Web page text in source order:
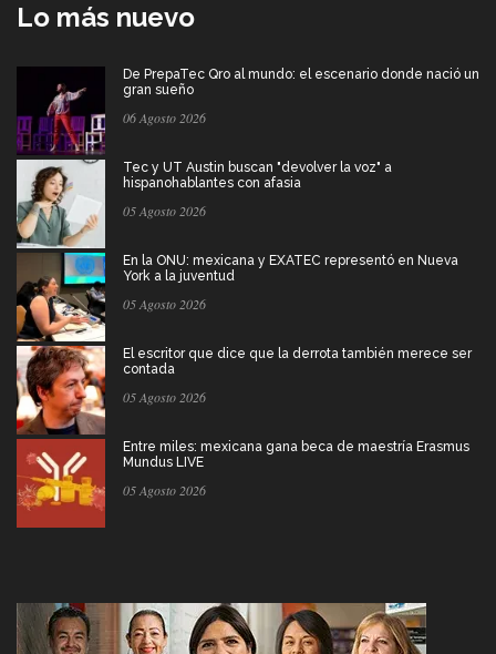
Lo más nuevo
De PrepaTec Qro al mundo: el escenario donde nació un
gran sueño
06 Agosto 2026
Tec y UT Austin buscan "devolver la voz" a
hispanohablantes con afasia
05 Agosto 2026
En la ONU: mexicana y EXATEC representó en Nueva
York a la juventud
05 Agosto 2026
El escritor que dice que la derrota también merece ser
contada
05 Agosto 2026
Entre miles: mexicana gana beca de maestría Erasmus
Mundus LIVE
05 Agosto 2026